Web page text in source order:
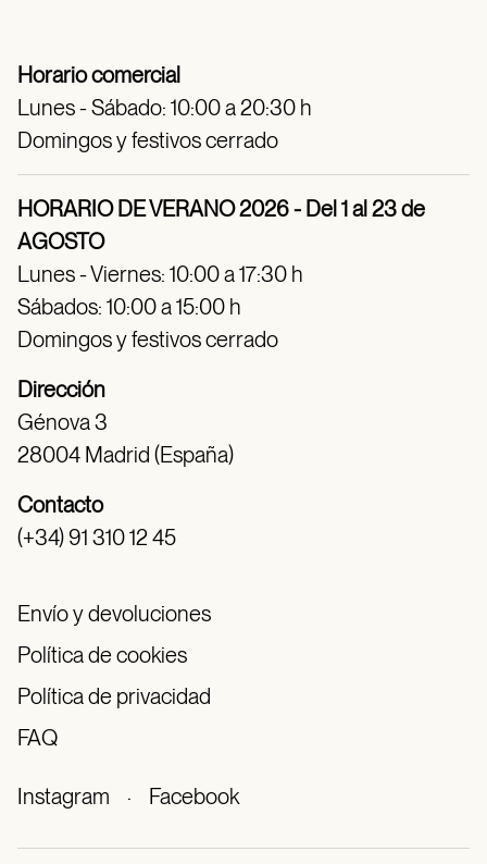
Horario comercial
Lunes - Sábado: 10:00 a 20:30 h
Domingos y festivos cerrado
HORARIO DE VERANO 2026 - Del 1 al 23 de
AGOSTO
Lunes - Viernes: 10:00 a 17:30 h
Sábados: 10:00 a 15:00 h
Domingos y festivos cerrado
Dirección
Génova 3
28004 Madrid (España)
Contacto
(+34) 91 310 12 45
Envío y devoluciones
Política de cookies
Política de privacidad
FAQ
Instagram · Facebook